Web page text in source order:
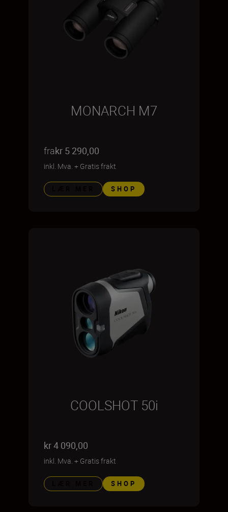
MONARCH M7
frakr 5 290,00
inkl. Mva. + Gratis frakt
SHOP
COOLSHOT 50i
kr 4 090,00
inkl. Mva. + Gratis frakt
SHOP